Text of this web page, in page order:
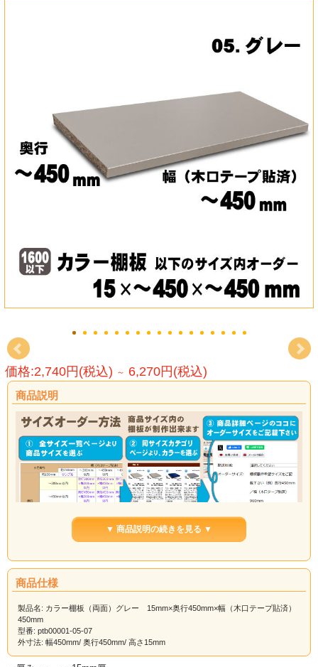
価格:2,740円(税込) ～ 6,270円(税込)
商品説明
▼ 商品説明の続きを見る ▼
商品仕様
製品名: カラー棚板（両面）グレー 15mm×奥行450mm×幅（木口テープ貼済）
450mm
型番: ptb00001-05-07
外寸法: 幅450mm/ 奥行450mm/ 高さ15mm